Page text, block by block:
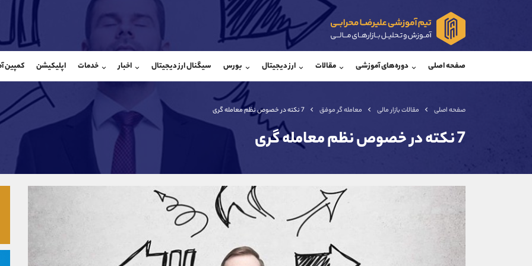
صفحه اصلی دوره‌های آموزشی مقالات ارز دیجیتال بورس سیگنال ارز دیجیتال اخبار خدمات اپلیکیشن کمپین
صفحه اصلی مقالات بازار مالی معامله گر موفق 7 نکته در خصوص نظم معامله گری
7 نکته در خصوص نظم معامله گری
@Armteam_admin_33
@Armteam_admin_104
شروع
داخلی
تلفن
بدون پیش شماره
اینستاگرام
کانال تلگرام